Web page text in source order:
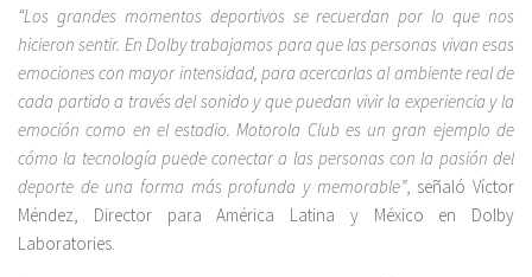
“Los grandes momentos deportivos se recuerdan por lo que nos
hicieron sentir. En Dolby trabajamos para que las personas vivan esas
emociones con mayor intensidad, para acercarlas al ambiente real de
cada partido a través del sonido y que puedan vivir la experiencia y la
emoción como en el estadio. Motorola Club es un gran ejemplo de
cómo la tecnología puede conectar a las personas con la pasión del
deporte de una forma más profunda y memorable”, señaló Víctor
Méndez, Director para América Latina y México en Dolby
Laboratories.